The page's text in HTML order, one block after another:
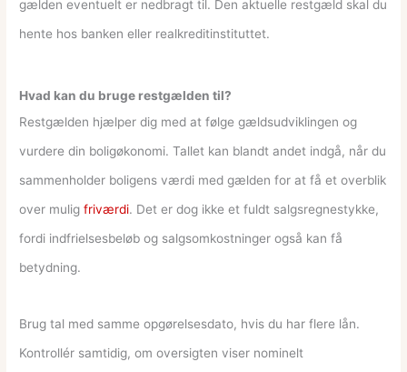
gælden eventuelt er nedbragt til. Den aktuelle restgæld skal du
hente hos banken eller realkreditinstituttet.
Hvad kan du bruge restgælden til?
Restgælden hjælper dig med at følge gældsudviklingen og
vurdere din boligøkonomi. Tallet kan blandt andet indgå, når du
sammenholder boligens værdi med gælden for at få et overblik
over muligfriværdi. Det er dog ikke et fuldt salgsregnestykke,
fordi indfrielsesbeløb og salgsomkostninger også kan få
betydning.
Brug tal med samme opgørelsesdato, hvis du har flere lån.
Kontrollér samtidig, om oversigten viser nominelt